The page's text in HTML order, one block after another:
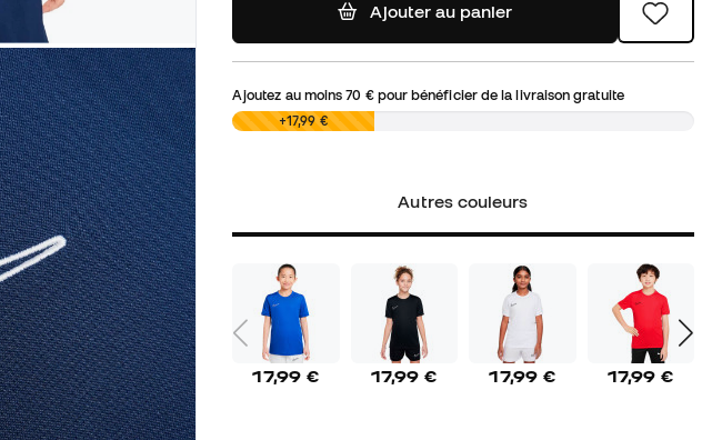
Ajouter au panier
Ajoutez au moins70 €pour bénéficier de la livraison gratuite
0,00 € +17,99 €
Autres couleurs
17,99 € 17,99 € 17,99 € 17,99 €